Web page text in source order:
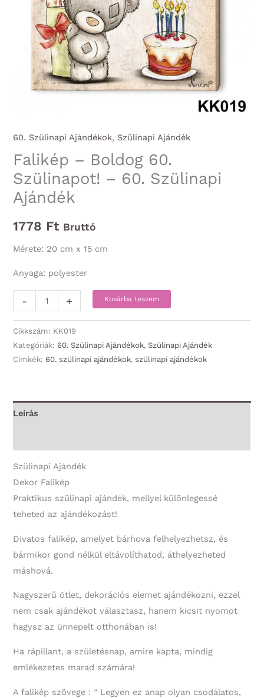
60. Szülinapi Ajándékok, Szülinapi Ajándék
Falikép – Boldog 60.
Szülinapot! – 60. Szülinapi
Ajándék
1778 Ft Bruttó
Mérete: 20 cm x 15 cm
Anyaga: polyester
-
-
Boldog
60.
Szülinapot!
Szülinapi
+ Kosárba teszem
Cikkszám: KK019
Kategóriák: 60. Szülinapi Ajándékok,Szülinapi Ajándék
Címkék: 60. szülinapi ajándékok,szülinapi ajándékok
Leírás
Szülinapi Ajándék
Dekor Falikép
Praktikus szülinapi ajándék, mellyel különlegessé
teheted az ajándékozást!
Divatos falikép, amelyet bárhova felhelyezhetsz, és
bármikor gond nélkül eltávolíthatod, áthelyezheted
máshová.
Nagyszerű ötlet, dekorációs elemet ajándékozni, ezzel
nem csak ajándékot választasz, hanem kicsit nyomot
hagysz az ünnepelt otthonában is!
Ha rápillant, a születésnap, amire kapta, mindig
emlékezetes marad számára!
A falikép szövege : ” Legyen ez anap olyan csodálatos,